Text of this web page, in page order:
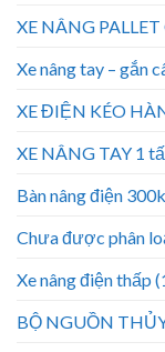
XE NÂNG
Xe nâng tay – gắn
XE ĐIỆN KÉO
XE NÂNG TAY 1
Bàn nâng điện
Chưa được phân
Xe nâng điện thấp
BỘ NGUỒN